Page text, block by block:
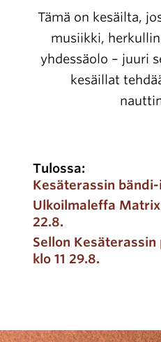
Tämä on kesäilta,
musiikki,
yhdessäolo – juuri
kesäillat
Tulossa:
Kesäterassin bändi-
Ulkoilmaleffa Matrix
22.8.
Sellon
klo 11 29.8.